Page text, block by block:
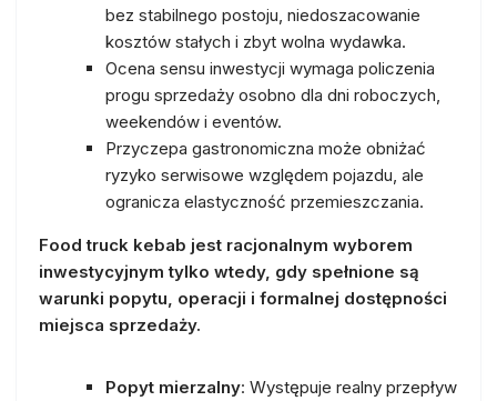
bez stabilnego postoju, niedoszacowanie
kosztów stałych i zbyt wolna wydawka.
Ocena sensu inwestycji wymaga policzenia
progu sprzedaży osobno dla dni roboczych,
weekendów i eventów.
Przyczepa gastronomiczna może obniżać
ryzyko serwisowe względem pojazdu, ale
ogranicza elastyczność przemieszczania.
Food truck kebab jest racjonalnym wyborem
inwestycyjnym tylko wtedy, gdy spełnione są
warunki popytu, operacji i formalnej dostępności
miejsca sprzedaży.
Popyt mierzalny: Występuje realny przepływ